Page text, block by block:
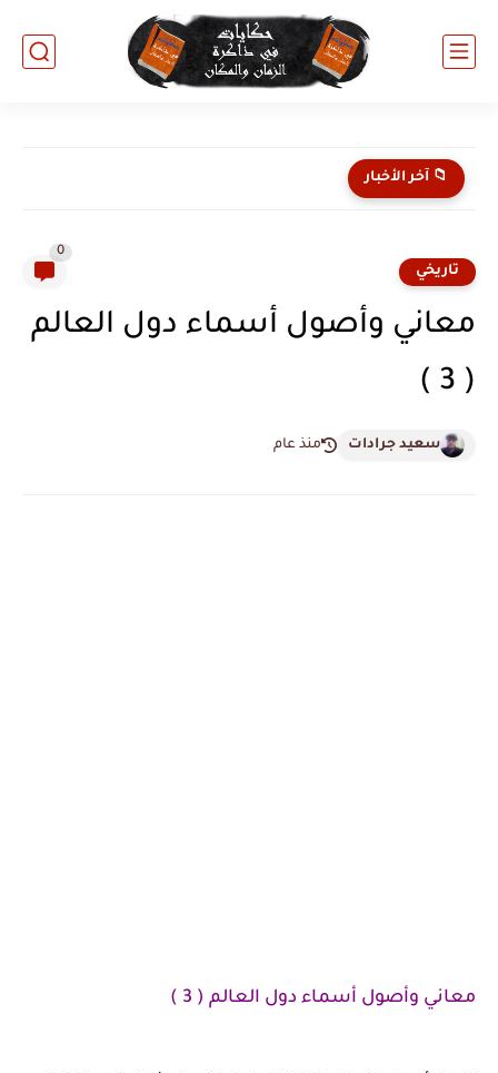
📁 آخر الأخبار
تاريخي
0
معاني وأصول أسماء دول العالم
( 3 )
سعيد جرادات منذ عام
معاني وأصول أسماء دول العالم ( 3 )